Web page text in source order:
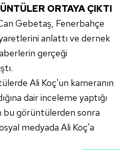
ORTAYA ÇIKTI
Gebetaş, Fenerbahçe
anlattı ve dernek
gerçeği
Ali Koç'un kameranın
dair inceleme yaptığı
bu görüntülerden sonra
medyada Ali Koç'a